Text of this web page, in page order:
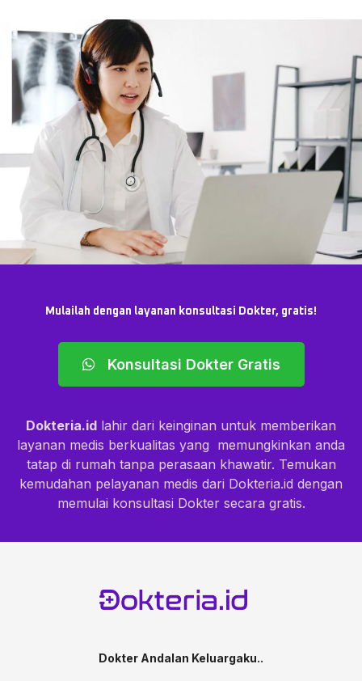
Mulailah dengan layanan konsultasi Dokter, gratis!
Konsultasi Dokter Gratis
Dokteria.id lahir dari keinginan untuk memberikan
layanan medis berkualitas yang memungkinkan anda
tatap di rumah tanpa perasaan khawatir. Temukan
kemudahan pelayanan medis dari Dokteria.id dengan
memulai konsultasi Dokter secara gratis.
Dokter Andalan Keluargaku..